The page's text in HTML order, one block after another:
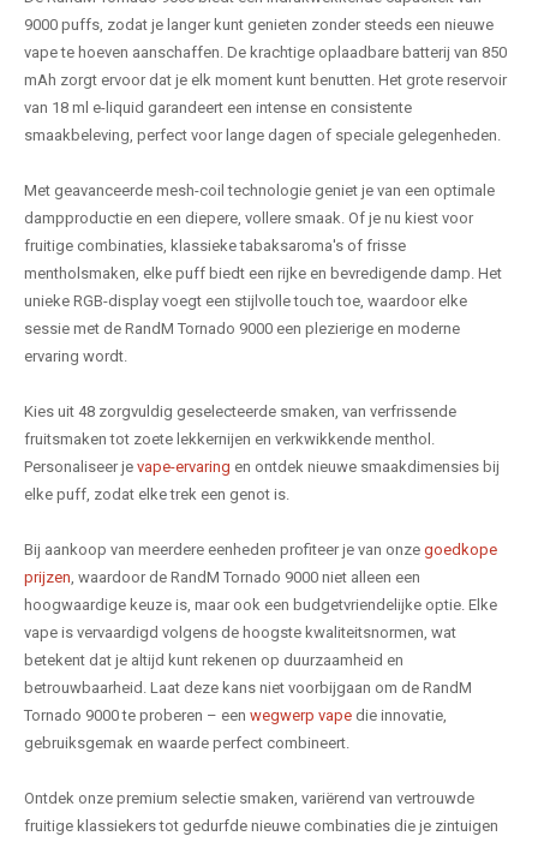
9000 puffs, zodat je langer kunt genieten zonder steeds een nieuwe
vape te hoeven aanschaffen. De krachtige oplaadbare batterij van 850
mAh zorgt ervoor dat je elk moment kunt benutten. Het grote reservoir
van 18 ml e-liquid garandeert een intense en consistente
smaakbeleving, perfect voor lange dagen of speciale gelegenheden.
Met geavanceerde mesh-coil technologie geniet je van een optimale
dampproductie en een diepere, vollere smaak. Of je nu kiest voor
fruitige combinaties, klassieke tabaksaroma's of frisse
mentholsmaken, elke puff biedt een rijke en bevredigende damp. Het
unieke RGB-display voegt een stijlvolle touch toe, waardoor elke
sessie met de RandM Tornado 9000 een plezierige en moderne
ervaring wordt.
Kies uit 48 zorgvuldig geselecteerde smaken, van verfrissende
fruitsmaken tot zoete lekkernijen en verkwikkende menthol.
Personaliseer je vape-ervaring en ontdek nieuwe smaakdimensies bij
elke puff, zodat elke trek een genot is.
Bij aankoop van meerdere eenheden profiteer je van onze goedkope
prijzen , waardoor de RandM Tornado 9000 niet alleen een
hoogwaardige keuze is, maar ook een budgetvriendelijke optie. Elke
vape is vervaardigd volgens de hoogste kwaliteitsnormen, wat
betekent dat je altijd kunt rekenen op duurzaamheid en
betrouwbaarheid. Laat deze kans niet voorbijgaan om de RandM
Tornado 9000 te proberen – een wegwerp vape die innovatie,
gebruiksgemak en waarde perfect combineert.
Ontdek onze premium selectie smaken, variërend van vertrouwde
fruitige klassiekers tot gedurfde nieuwe combinaties die je zintuigen